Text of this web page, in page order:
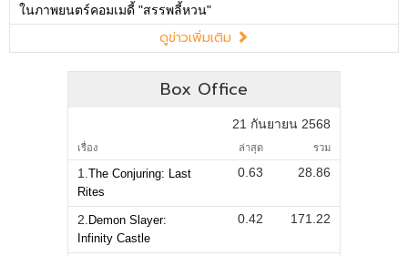
ในภาพยนตร์คอมเมดี้ "สรรพลี้หวน"
ดูข่าวเพิ่มเติม
Box Office
21 กันยายน 2568
เรื่อง ล่าสุด รวม
1. The Conjuring: Last
Rites
0.63 28.86
2. Demon Slayer:
Infinity Castle
0.42 171.22